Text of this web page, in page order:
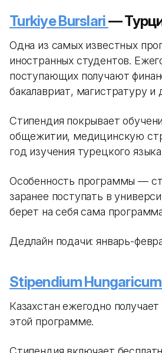
Turkiye Burslari—
Одна из самых известных
иностранных студентов.
поступающих получают
бакалавриат, магистратуру и
Стипендия покрывает
общежитии, медицинскую
год изучения турецкого
Особенность программы —
заранее поступать в
берет на себя сама
Дедлайн подачи: январь-
Stipendium
Казахстан ежегодно
этой программе.